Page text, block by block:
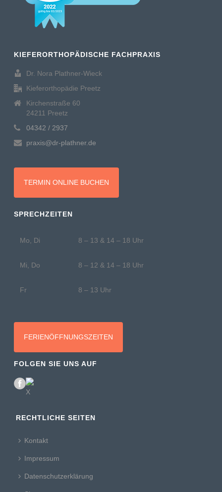
KIEFERORTHOPÄDISCHE FACHPRAXIS
Dr. Nora Plathner-Wieck
Kieferorthopädie Preetz
Kirchenstraße 60
24211 Preetz
04342 / 2937
praxis@dr-plathner.de
TERMIN ONLINE BUCHEN
SPRECHZEITEN
Mo, Di 8 – 13 & 14 – 18 Uhr
Mi, Do 8 – 12 & 14 – 18 Uhr
Fr 8 – 13 Uhr
FERIENÖFFNUNGSZEITEN
FOLGEN SIE UNS AUF
RECHTLICHE SEITEN
Kontakt
Impressum
Datenschutzerklärung